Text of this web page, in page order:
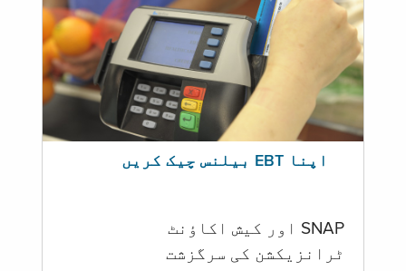
اپنا EBT بیلنس چیک کریں
SNAP اور کیش اکاؤنٹ
ٹرانزیکشن کی سرگزشت